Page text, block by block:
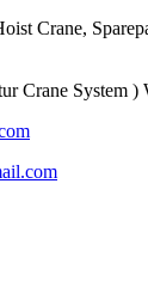
Crane,
Crane System )